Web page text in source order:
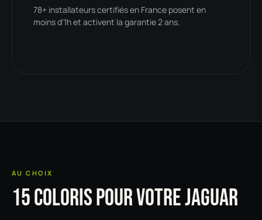
78+ installateurs certifiés en France posent en
moins d'1h et activent la garantie 2 ans.
AU CHOIX
15 COLORIS POUR VOTRE JAGUAR